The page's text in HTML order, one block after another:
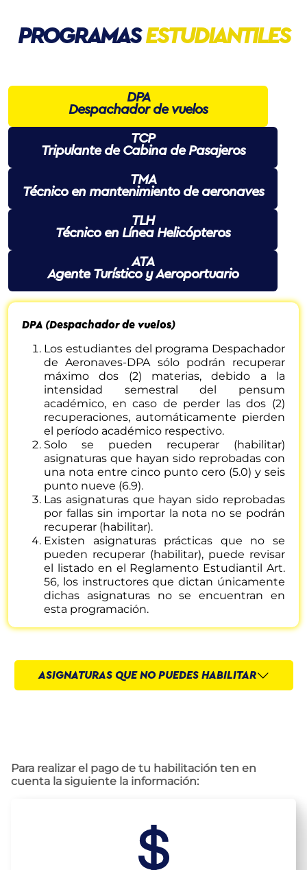
PROGRAMASESTUDIANTILES
DPA
Despachador de vuelos
TCP
Tripulante de Cabina de Pasajeros
TMA
Técnico en mantenimiento de aeronaves
TLH
Técnico en Línea Helicópteros
ATA
Agente Turístico y Aeroportuario
DPA (Despachador de vuelos)
Los estudiantes del programa Despachador
de Aeronaves-DPA sólo podrán recuperar
máximo dos (2) materias, debido a la
intensidad semestral del pensum
académico, en caso de perder las dos (2)
recuperaciones, automáticamente pierden
el período académico respectivo.
Solo se pueden recuperar (habilitar)
asignaturas que hayan sido reprobadas con
una nota entre cinco punto cero (5.0) y seis
punto nueve (6.9).
Las asignaturas que hayan sido reprobadas
por fallas sin importar la nota no se podrán
recuperar (habilitar).
Existen asignaturas prácticas que no se
pueden recuperar (habilitar), puede revisar
el listado en el Reglamento Estudiantil Art.
56, los instructores que dictan únicamente
dichas asignaturas no se encuentran en
esta programación.
ASIGNATURAS QUE NO PUEDES HABILITAR
SIMULADOR DE CABINA DE PASAJEROS I, II, III O IV
NATACIÓN Y SALVAMENTO ACUÁTICO
PRIMEROS AUXILIOS
SUPERVIVENCIA
DITCHING
ESTRUCTURAS I Y II
LABORATORIOS DE CIRCUITOS DC, AC, ELECTRÓNICA
PRÁCTICAS ESTÁNDAR
PRÁCTICAS DEL V PERÍODO ACADÉMICO: P1, P2, P3, P4 Y
P5
Para realizar el pago de tu habilitación ten en
cuenta la siguiente la información: